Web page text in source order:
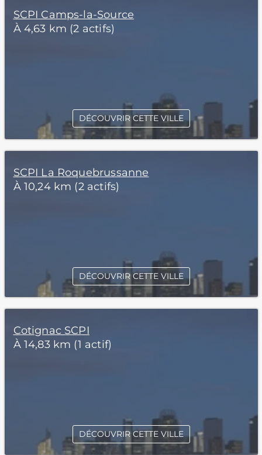
SCPI Camps-la-Source
À 4,63 km (2 actifs)
DÉCOUVRIR CETTE VILLE
SCPI La Roquebrussanne
À 10,24 km (2 actifs)
DÉCOUVRIR CETTE VILLE
Cotignac SCPI
À 14,83 km (1 actif)
DÉCOUVRIR CETTE VILLE